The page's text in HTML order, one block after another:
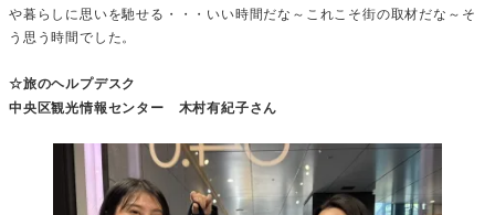
や暮らしに思いを馳せる・・・いい時間だな～これこそ街の取材だな～そ
う思う時間でした。
☆旅のヘルプデスク
中央区観光情報センター 木村有紀子さん